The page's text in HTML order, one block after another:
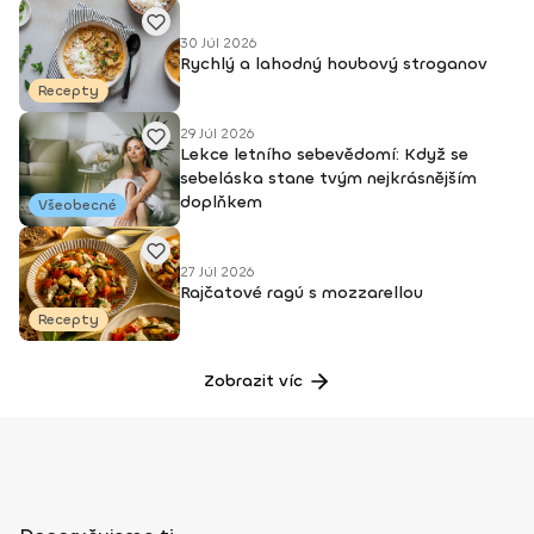
Recepty
30 Júl 2026
Rychlý a lahodný houbový stroganov
Všeobecné
29 Júl 2026
Lekce letního sebevědomí: Když se
sebeláska stane tvým nejkrásnějším
doplňkem
Recepty
27 Júl 2026
Rajčatové ragú s mozzarellou
Zobrazit víc